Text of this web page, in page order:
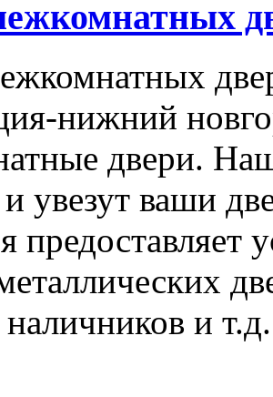
нижний
двери.
увезут ваши
предоставляет
наличников и т.д.